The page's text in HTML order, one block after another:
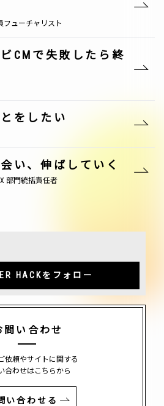
フューチャリスト
CMで失敗したら終
をしたい
い、伸ばしていく
部門統括責任者
HACKをフォロー
問い合わせ
依頼やサイトに関する
合わせはこちらから
い合わせる